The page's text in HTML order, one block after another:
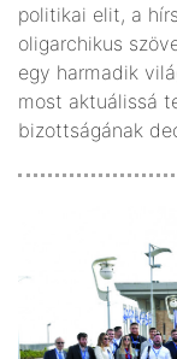
politikai elit, a
oligarchikus
egy harmadik
most aktuálissá
bizottságának